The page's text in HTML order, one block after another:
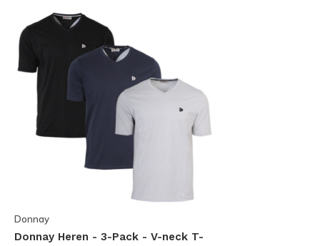
Donnay
Donnay Heren - 3-Pack - V-neck T-